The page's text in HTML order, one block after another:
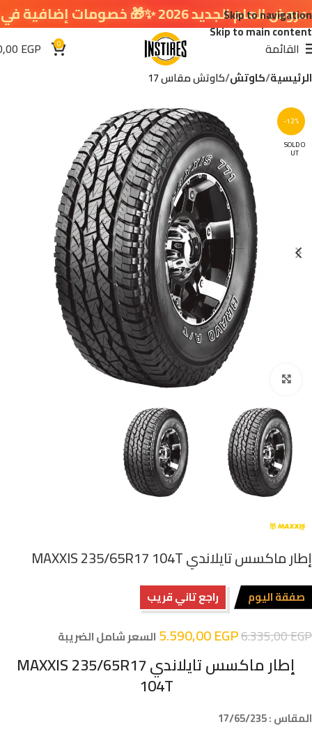
Skip to navigation
Skip to main content
القائمة 0
EGP
الرئيسية كاوتش كاوتش مقاس 17
-12%
SOLD O
UT
إطار ماكسس تايلاندي MAXXIS 235/65R17 104T
صفقة اليوم راجع تاني قريب
6.335,00EGP
5.590,00EGP السعر شامل الضريبة
إطار ماكسس تايلاندي MAXXIS 235/65R17
104T
المقاس : 17/65/235
✨🎁 خصومات إضافية في سلة التسوق 🔥